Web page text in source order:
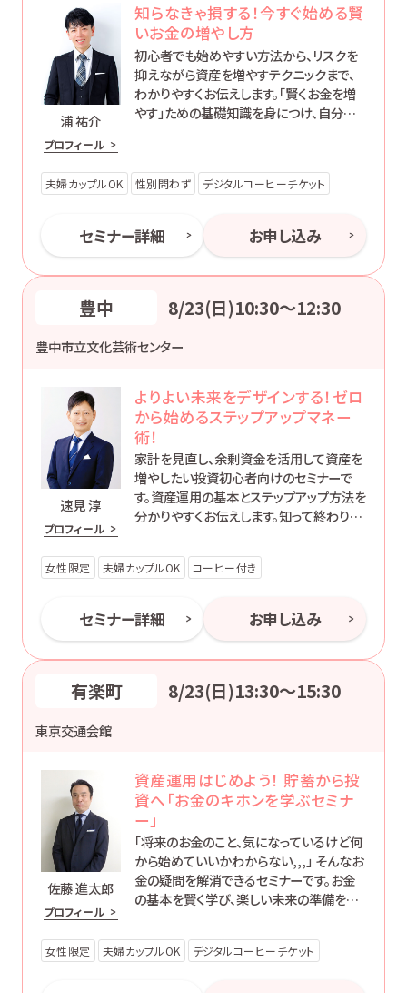
浦 祐介
プロフィール
知らなきゃ損する！今すぐ始める賢
いお金の増やし方
初心者でも始めやすい方法から、リスクを
抑えながら資産を増やすテクニックまで、
わかりやすくお伝えします。「賢くお金を増
やす」ための基礎知識を身につけ、自分に
夫婦カップルOK 性別問わず デジタルコーヒーチケット
セミナー詳細 お申し込み
豊中 8/23(日)10:30〜12:30
豊中市立文化芸術センター
速見 淳
プロフィール
よりよい未来をデザインする！ゼロ
から始めるステップアップマネー
術！
家計を見直し、余剰資金を活用して資産を
増やしたい投資初心者向けのセミナーで
す。資産運用の基本とステップアップ方法を
分かりやすくお伝えします。知って終わりで
座です。
女性限定 夫婦カップルOK コーヒー付き
セミナー詳細 お申し込み
有楽町 8/23(日)13:30〜15:30
東京交通会館
佐藤 進太郎
プロフィール
資産運用はじめよう！ 貯蓄から投
資へ「お金のキホンを学ぶセミナ
ー」
「将来のお金のこと、気になっているけど何
から始めていいかわからない,,,」 そんなお
金の疑問を解消できるセミナーです。お金
の基本を賢く学び、楽しい未来の準備を始
女性限定 夫婦カップルOK デジタルコーヒーチケット